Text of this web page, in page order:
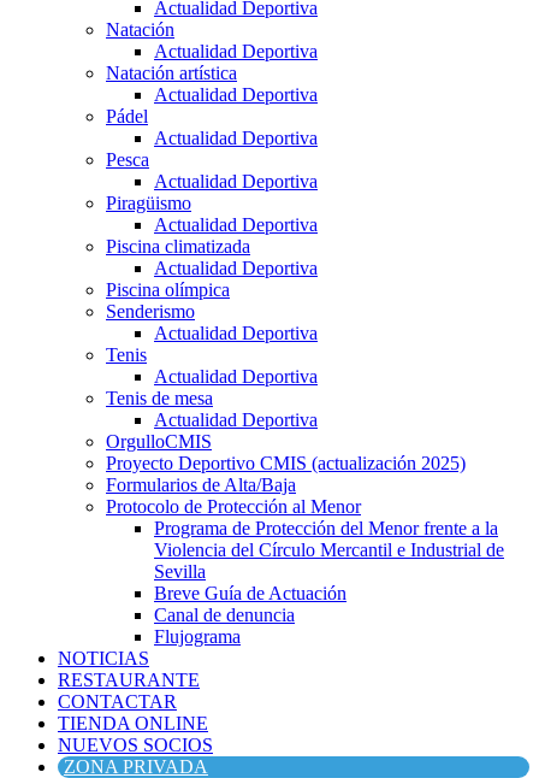
Actualidad Deportiva
Natación
Actualidad Deportiva
Natación artística
Actualidad Deportiva
Pádel
Actualidad Deportiva
Pesca
Actualidad Deportiva
Piragüismo
Actualidad Deportiva
Piscina climatizada
Actualidad Deportiva
Piscina olímpica
Senderismo
Actualidad Deportiva
Tenis
Actualidad Deportiva
Tenis de mesa
Actualidad Deportiva
OrgulloCMIS
Proyecto Deportivo CMIS (actualización 2025)
Formularios de Alta/Baja
Protocolo de Protección al Menor
Programa de Protección del Menor frente a la
Violencia del Círculo Mercantil e Industrial de
Sevilla
Breve Guía de Actuación
Canal de denuncia
Flujograma
NOTICIAS
RESTAURANTE
CONTACTAR
TIENDA ONLINE
NUEVOS SOCIOS
ZONA PRIVADA